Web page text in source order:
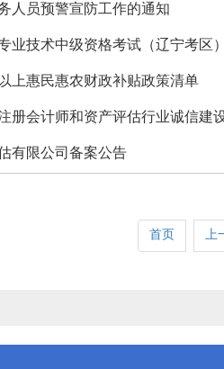
人员预警宣防工作的通知
业技术中级资格考试（辽宁考区
上惠民惠农财政补贴政策清单
册会计师和资产评估行业诚信建
有限公司备案公告
首页 上